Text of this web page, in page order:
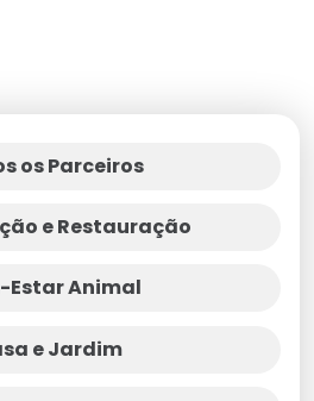
os Parceiros
e Restauração
Estar Animal
e Jardim